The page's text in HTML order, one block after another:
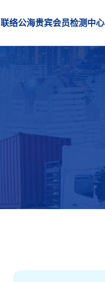
联络公海贵宾会员检测中心